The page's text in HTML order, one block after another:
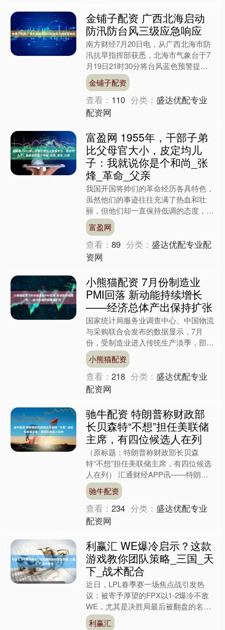
金铺子配资 广西北海启动
防汛防台风三级应急响应
南方财经7月20日电，从广西北海市防
汛抗旱指挥部获悉，北海市气象台于7
月19日21时30分将台风蓝色预警提升
为黄色预警，北海市防汛抗旱指挥部决
定于7月20日15....
金铺子配资
查看： 110 分类：盛达优配专业
配资网
富盈网 1955年，干部子弟
比父母官大小，皮定均儿
子：我就说你是个和尚_张
烽_革命_父亲
我国开国将帅们的革命经历各具特色，
虽然他们的事迹往往充满了热血和壮
丽，但他们却一直保持低调的态度，坚
守着革命的初心，不管身处何种背景，
总是默默地为国家作出贡献。....
富盈网
查看：89 分类：盛达优配专业配
资网
小熊猫配资 7月份制造业
PMI回落 新动能持续增长
——经济总体产出保持扩张
国家统计局服务业调查中心、中国物流
与采购联合会发布的数据显示，7月
份，受制造业进入传统生产淡季，部分
地区高温、暴雨洪涝灾害等因素影响，
制造业采购经理指数（PMI....
小熊猫配资
查看：218 分类：盛达优配专业
配资网
驰牛配资 特朗普称财政部
长贝森特“不想”担任美联储
主席，有四位候选人在列
（原标题：特朗普称财政部长贝森
特“不想”担任美联储主席，有四位候选
人在列） 汇通财经APP讯——特朗普
周二在节目中表示，他已将下一任美联
储主席的候选人范围缩小至....
驰牛配资
查看：234 分类：盛达优配专业
配资网
利赢汇 WE爆冷启示？这款
游戏教你团队策略_三国_天
下_战术配合
近日，LPL春季赛一场焦点战引发热
议：被寄予厚望的FPX以1-2爆冷不敌
WE，尤其是决胜局最后被翻盘的名场
面，让粉丝直呼“不敢相信”。比赛结束
利赢汇